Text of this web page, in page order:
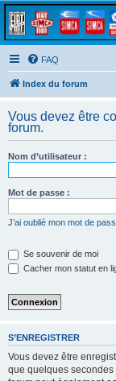
FAQ
Index du forum
Vous devez être
forum.
Nom d’utilisateur :
Mot de passe :
J’ai oublié mon mot de
Se souvenir de moi
Cacher mon statut en
S’ENREGISTRER
Vous devez être
que quelques secondes